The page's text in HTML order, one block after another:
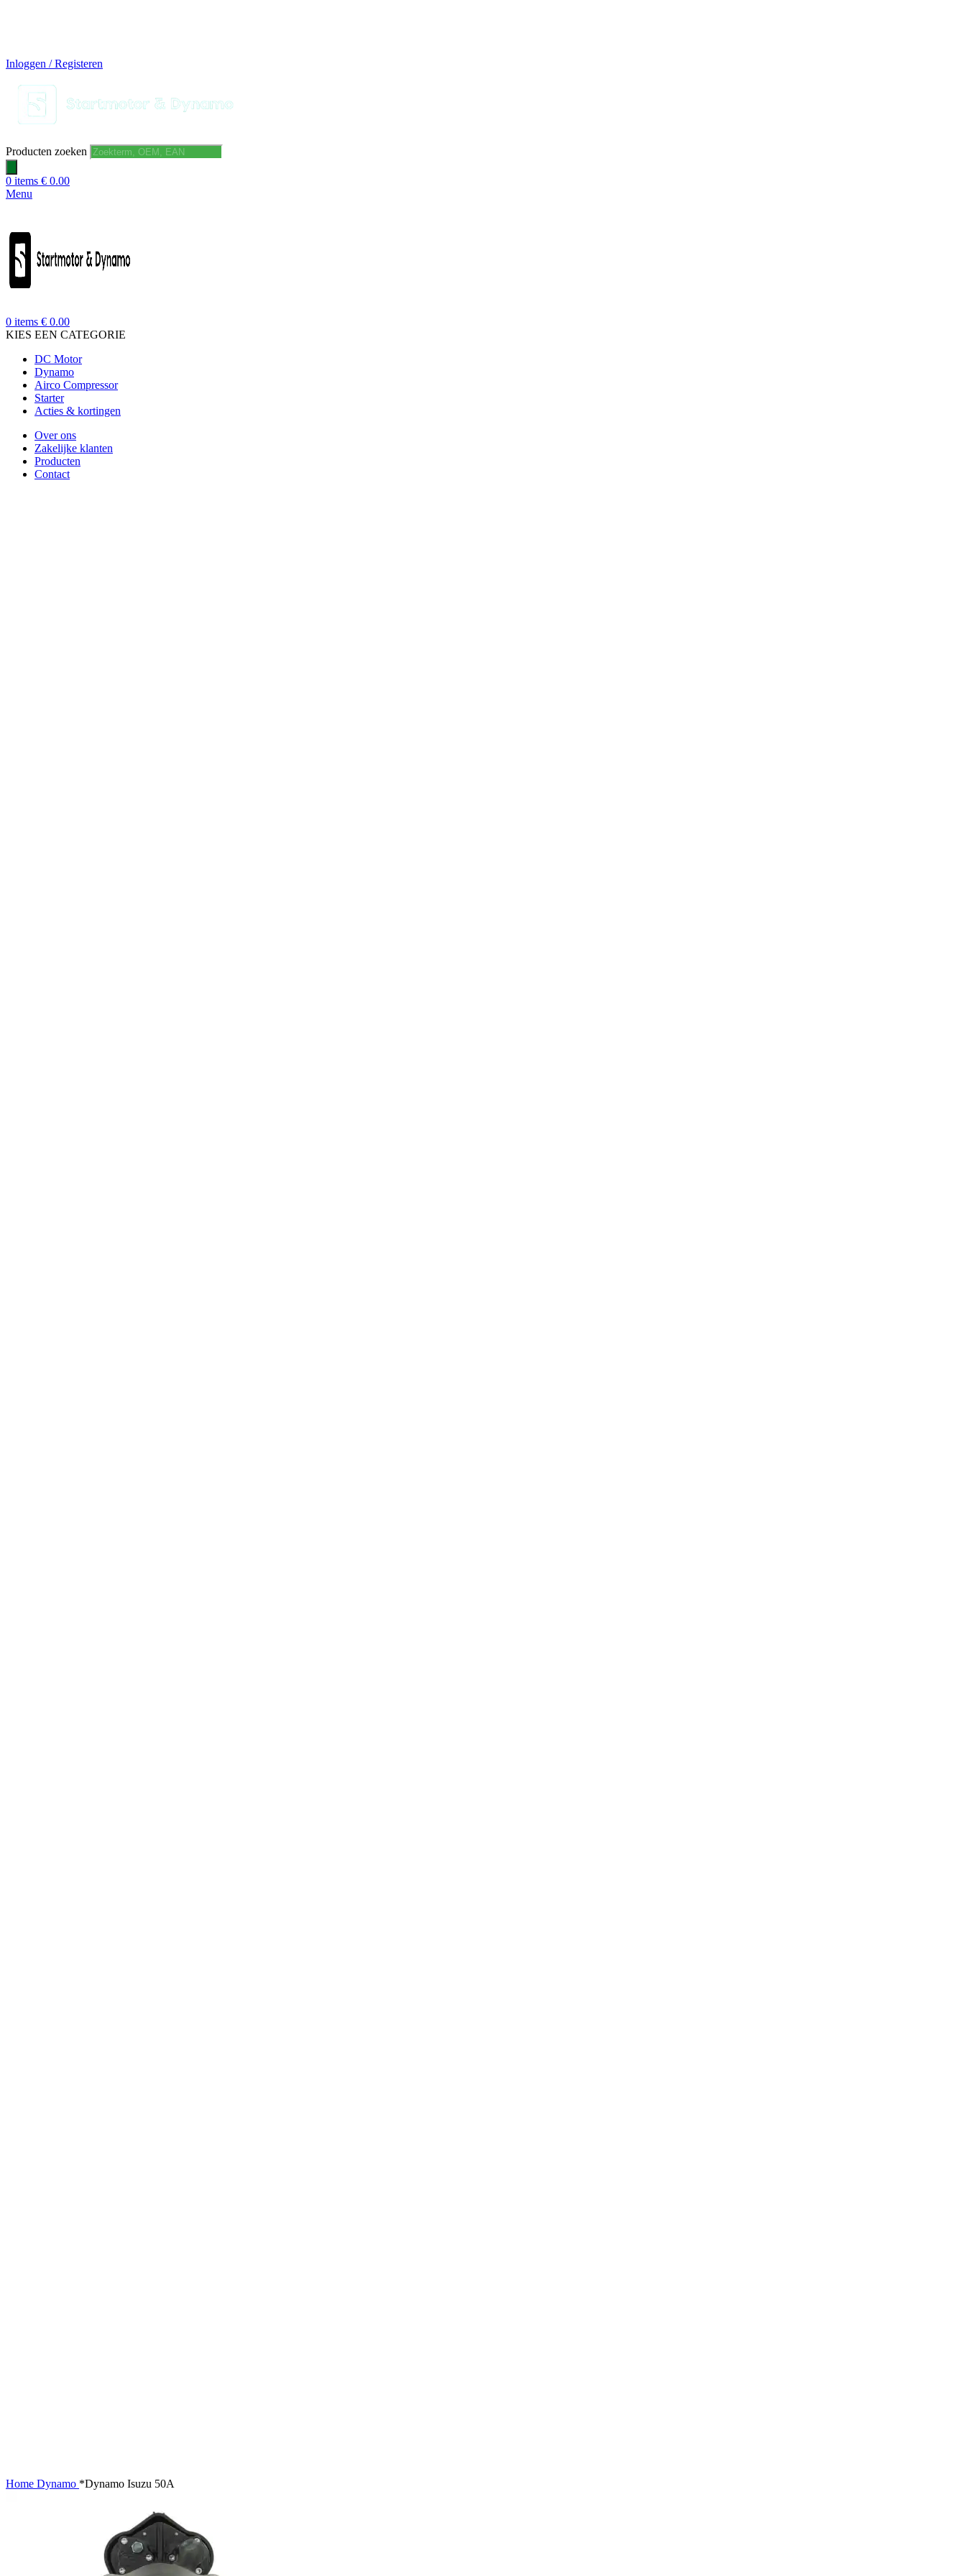
Inloggen / Registeren
Producten zoeken
0 items € 0.00
Menu
0 items € 0.00
KIES EEN CATEGORIE
DC Motor
Dynamo
Airco Compressor
Starter
Acties & kortingen
Over ons
Zakelijke klanten
Producten
Contact
Home Dynamo *Dynamo Isuzu 50A